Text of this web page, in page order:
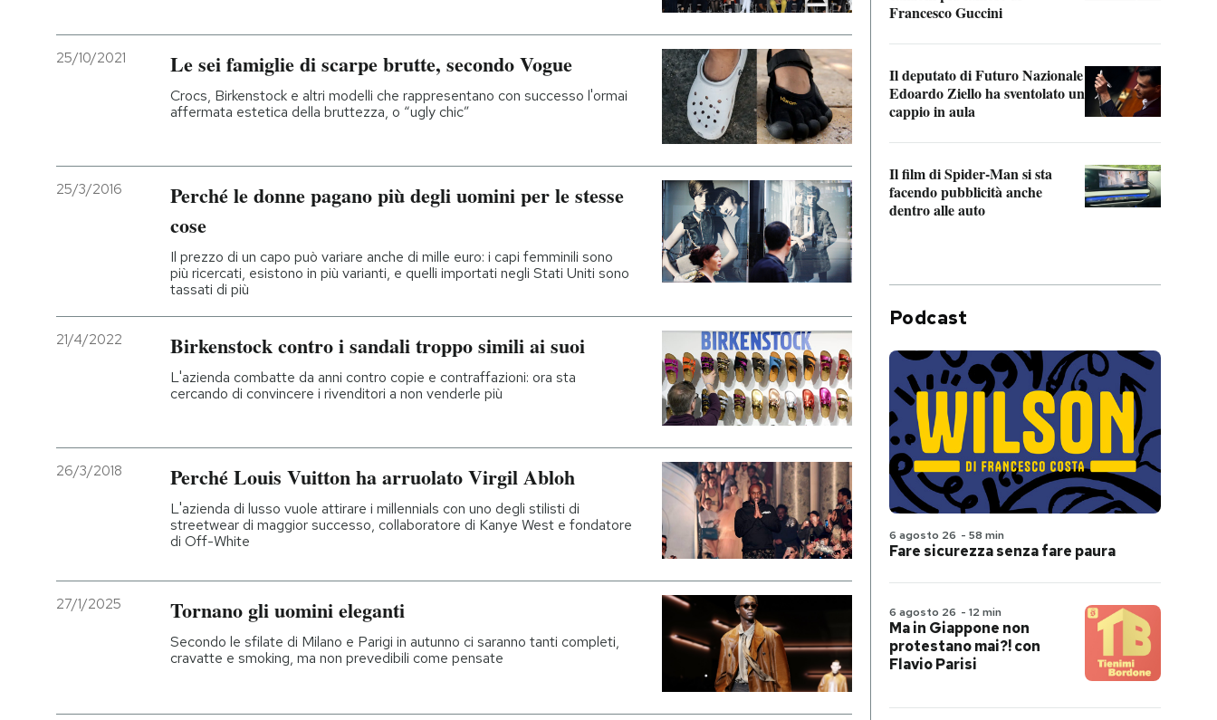
Entra
25/10/2021 Le sei famiglie di scarpe brutte, secondo Vogue
Crocs, Birkenstock e altri modelli che rappresentano con successo l'ormai
affermata estetica della bruttezza, o “ugly chic”
25/3/2016
Perché le donne pagano più degli uomini per le stesse
cose
Il prezzo di un capo può variare anche di mille euro: i capi femminili sono
più ricercati, esistono in più varianti, e quelli importati negli Stati Uniti sono
tassati di più
21/4/2022 Birkenstock contro i sandali troppo simili ai suoi
L'azienda combatte da anni contro copie e contraffazioni: ora sta
cercando di convincere i rivenditori a non venderle più
26/3/2018 Perché Louis Vuitton ha arruolato Virgil Abloh
L'azienda di lusso vuole attirare i millennials con uno degli stilisti di
streetwear di maggior successo, collaboratore di Kanye West e fondatore
di Off-White
27/1/2025 Tornano gli uomini eleganti
Secondo le sfilate di Milano e Parigi in autunno ci saranno tanti completi,
cravatte e smoking, ma non prevedibili come pensate
Francesco Guccini
Il deputato di Futuro Nazionale
Edoardo Ziello ha sventolato un
cappio in aula
Il film di Spider-Man si sta
facendo pubblicità anche
dentro alle auto
Podcast
6 agosto 26 - 58 min
Fare sicurezza senza fare paura
6 agosto 26 - 12 min
Ma in Giappone non
protestano mai?! con
Flavio Parisi